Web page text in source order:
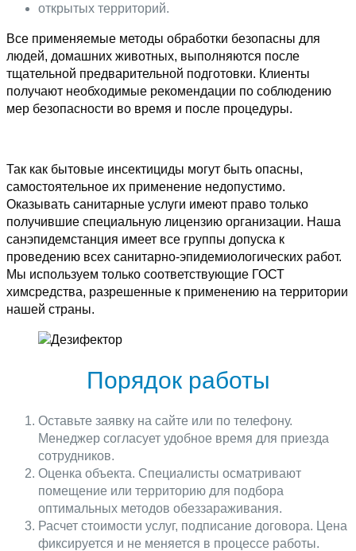
открытых территорий.
Все применяемые методы обработки безопасны для
людей, домашних животных, выполняются после
тщательной предварительной подготовки. Клиенты
получают необходимые рекомендации по соблюдению
мер безопасности во время и после процедуры.
Так как бытовые инсектициды могут быть опасны,
самостоятельное их применение недопустимо.
Оказывать санитарные услуги имеют право только
получившие специальную лицензию организации. Наша
санэпидемстанция имеет все группы допуска к
проведению всех санитарно-эпидемиологических работ.
Мы используем только соответствующие ГОСТ
химсредства, разрешенные к применению на территории
нашей страны.
Порядок работы
Оставьте заявку на сайте или по телефону.
Менеджер согласует удобное время для приезда
сотрудников.
Оценка объекта. Специалисты осматривают
помещение или территорию для подбора
оптимальных методов обеззараживания.
Расчет стоимости услуг, подписание договора. Цена
фиксируется и не меняется в процессе работы.